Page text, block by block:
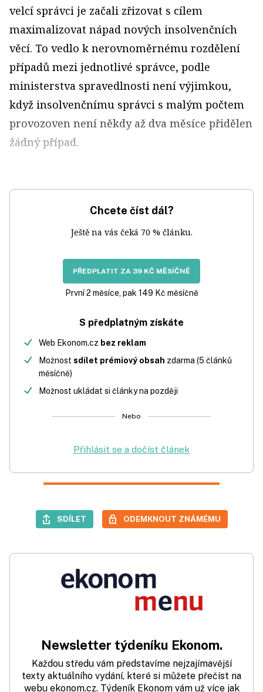
velcí správci je začali zřizovat s cílem
maximalizovat nápad nových insolvenčních
věcí. To vedlo k nerovnoměrnému rozdělení
případů mezi jednotlivé správce, podle
ministerstva spravedlnosti není výjimkou,
když insolvenčnímu správci s malým počtem
provozoven není někdy až dva měsíce přidělen
žádný případ.
Chcete číst dál?
Ještě na vás čeká 70 % článku.
PŘEDPLATIT ZA 39 KČ MĚSÍČNĚ
První 2 měsíce, pak 149 Kč měsíčně
S předplatným získáte
Web Ekonom.cz bez reklam
Možnost sdílet prémiový obsah zdarma (5 článků
měsíčně)
Možnost ukládat si články na později
Nebo
Přihlásit se a dočíst článek
SDÍLET ODEMKNOUT ZNÁMÉMU
Newsletter týdeníku Ekonom.
Každou středu vám představíme nejzajímavější
texty aktuálního vydání, které si můžete přečíst na
webu ekonom.cz. Týdeník Ekonom vám už více jak